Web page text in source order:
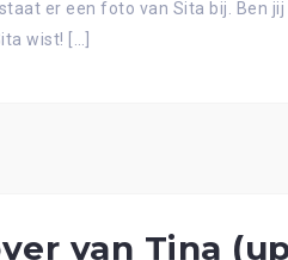
er een foto van Sita bij. Ben
wist! […]
van Tina